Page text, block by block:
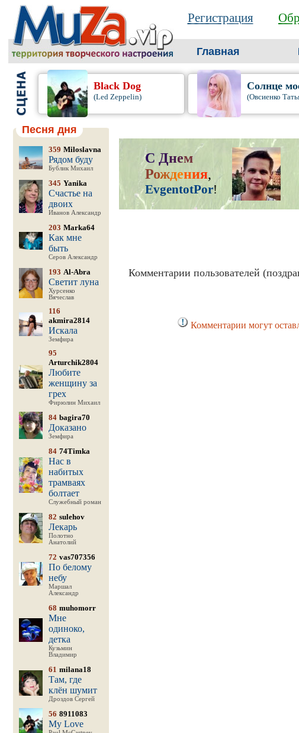
Регистрация
Главная
Black Dog
(Led Zeppelin)
Солнце
(Овсиенко
Песня дня
359 Miloslavna
Рядом буду
Бублик Михаил
345 Yanika
Счастье на
двоих
Иванов Александр
203 Marka64
Как мне
быть
Серов Александр
193 Al-Abra
Светит луна
Хурсенко
Вячеслав
116
akmira2814
Искала
Земфира
95
Arturchik2804
Любите
женщину за
грех
Фирюлин Михаил
84 bagira70
Доказано
Земфира
84 74Timka
Нас в
набитых
трамваях
болтает
Служебный роман
82 sulehov
Лекарь
Полотно
Анатолий
72 vas707356
По белому
небу
Маршал
Александр
68 muhomorr
Мне
одиноко,
детка
Кузьмин
Владимир
61 milana18
Там, где
клён шумит
Дроздов Сергей
56 8911083
My Love
С Днем
Рождения,
EvgentotPor!
Комментарии пользователей
Комментарии могут